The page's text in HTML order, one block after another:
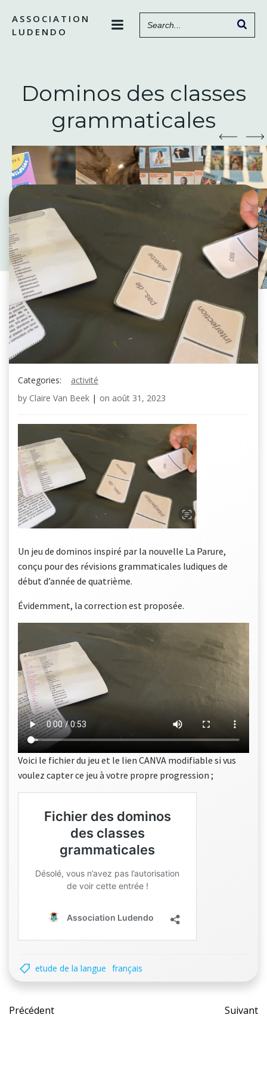
contenu
ASSOCIATION
LUDENDO
Dominos des classes
grammaticales
Categories:
activité
by Claire Van Beek | on août 31, 2023
Un jeu de dominos inspiré par la nouvelle La Parure,
conçu pour des révisions grammaticales ludiques de
début d’année de quatrième.
Évidemment, la correction est proposée.
Voici le fichier du jeu et le lien CANVA modifiable si vus
voulez capter ce jeu à votre propre progression ;
etude de la langue français
Post
Précédent Suivant